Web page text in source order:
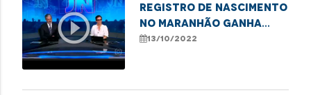
play_circle_outline
registro de nascimento
no Maranhão ganha
destaque no Jornal
13/10/2022